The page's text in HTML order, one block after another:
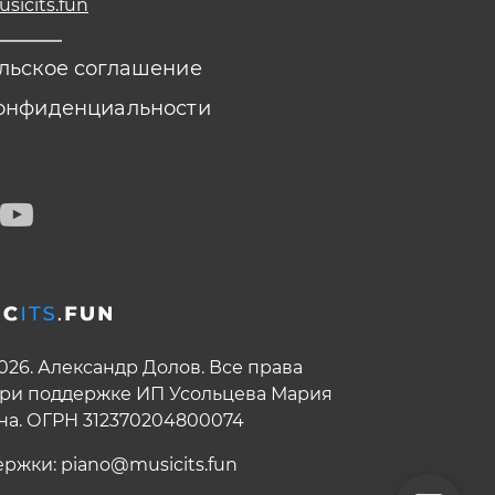
соглашение
Александр Долов. Все права
поддержке ИП Усольцева Мария
ОГРН 312370204800074
piano@musicits.fun